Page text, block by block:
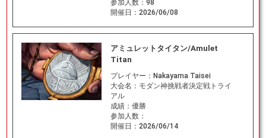
参加人数： 98
開催日： 2026/06/08
アミュレットタイタン/Amulet
Titan
プレイヤー： Nakayama Taisei
大会名： モダン神挑戦者決定戦トライ
アル
成績： 優勝
参加人数：
開催日： 2026/06/14